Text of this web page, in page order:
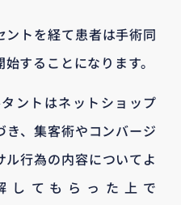
トを経て患者は手術同
することになります。
ントはネットショップ
、集客術やコンバージ
行為の内容についてよ
してもらった上で